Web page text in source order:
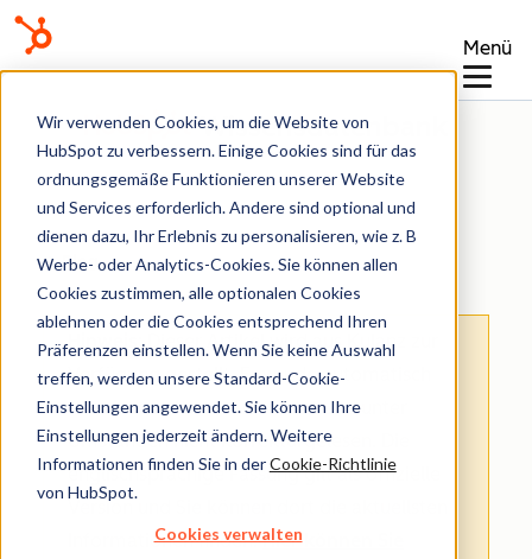
Wir verwenden Cookies, um die Website von
HubSpot zu verbessern. Einige Cookies sind für das
ordnungsgemäße Funktionieren unserer Website
und Services erforderlich. Andere sind optional und
dienen dazu, Ihr Erlebnis zu personalisieren, wie z. B
Werbe- oder Analytics-Cookies. Sie können allen
Cookies zustimmen, alle optionalen Cookies
ablehnen oder die Cookies entsprechend Ihren
Präferenzen einstellen. Wenn Sie keine Auswahl
treffen, werden unsere Standard-Cookie-
Einstellungen angewendet. Sie können Ihre
Einstellungen jederzeit ändern. Weitere
Informationen finden Sie in derCookie-Richtlinie
von HubSpot.
Cookies verwalten
Menü
Wissensdatenbank
Blog
: Dieser Artikel wird aus Kulanz zur
Verfügung gestellt.Er wurde automatisch
mit einer Software übersetzt und unter
Umständen nicht korrekturgelesen. Die
englischsprachige Fassung gilt als offizielle
Version und Sie können dort die aktuellsten
Informationen finden.Hier können Sie